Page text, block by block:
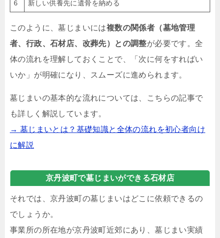
6 新しい供養先に遺骨を納める
このように、墓じまいには複数の関係者（墓地管理
者、行政、石材店、改葬先）との調整が必要です。全
体の流れを理解しておくことで、「次に何をすればい
いか」が明確になり、スムーズに進められます。
墓じまいの基本的な流れについては、こちらの記事で
も詳しく解説しています。
→ 墓じまいとは？基礎知識と全体の流れを初心者向け
に解説
京丹波町で墓じまいができる石材店
それでは、京丹波町の墓じまいはどこに依頼できるの
でしょうか。
事業所の所在地が京丹波町近郊にあり、墓じまい実績